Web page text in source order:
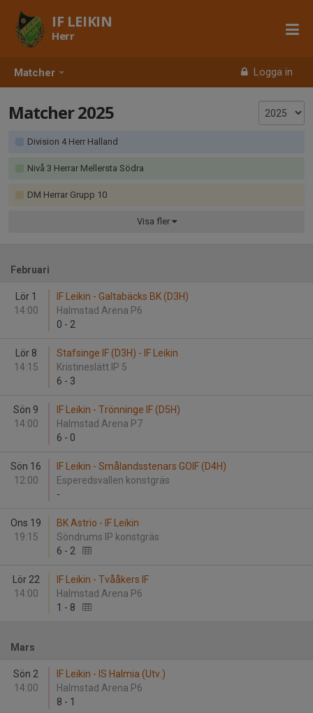
Matcher Logga in
IF LEIKIN
Herr
Matcher 2025
Division 4 Herr Halland
Nivå 3 Herrar Mellersta Södra
DM Herrar Grupp 10
Visa fler
Februari
Lör 1
14:00
IF Leikin - Galtabäcks BK (D3H)
Halmstad Arena P6
0 - 2
Lör 8
14:15
Stafsinge IF (D3H) - IF Leikin
Kristineslätt IP 5
6 - 3
Sön 9
14:00
IF Leikin - Trönninge IF (D5H)
Halmstad Arena P7
6 - 0
Sön 16
12:00
IF Leikin - Smålandsstenars GOIF (D4H)
Esperedsvallen konstgräs
-
Ons 19
19:15
BK Astrio - IF Leikin
Söndrums IP konstgräs
6 - 2
Lör 22
14:00
IF Leikin - Tvååkers IF
Halmstad Arena P6
1 - 8
Mars
Sön 2
14:00
IF Leikin - IS Halmia (Utv.)
Halmstad Arena P6
8 - 1